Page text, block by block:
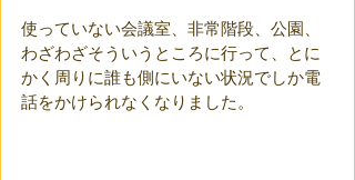
使っていない会議室、非常階段、公園、
わざわざそういうところに行って、とに
かく周りに誰も側にいない状況でしか電
話をかけられなくなりました。